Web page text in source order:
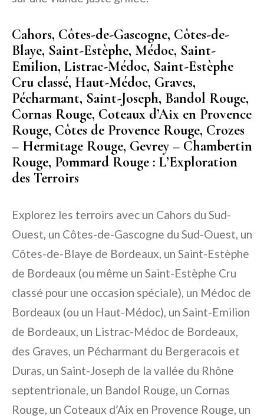
Cahors, Côtes-de-Gascogne, Côtes-de-
Blaye, Saint-Estèphe, Médoc, Saint-
Emilion, Listrac-Médoc, Saint-Estèphe
Cru classé, Haut-Médoc, Graves,
Pécharmant, Saint-Joseph, Bandol Rouge,
Cornas Rouge, Coteaux d’Aix en Provence
Rouge, Côtes de Provence Rouge, Crozes
– Hermitage Rouge, Gevrey – Chambertin
Rouge, Pommard Rouge : L’Exploration
des Terroirs
Explorez les terroirs avec un Cahors du Sud-
Ouest, un Côtes-de-Gascogne du Sud-Ouest, un
Côtes-de-Blaye de Bordeaux, un Saint-Estèphe
de Bordeaux (ou même un Saint-Estèphe Cru
classé pour une occasion spéciale), un Médoc de
Bordeaux (ou un Haut-Médoc), un Saint-Emilion
de Bordeaux, un Listrac-Médoc de Bordeaux,
des Graves, un Pécharmant du Bergeracois et
Duras, un Saint-Joseph de la vallée du Rhône
septentrionale, un Bandol Rouge, un Cornas
Rouge, un Coteaux d’Aix en Provence Rouge, un